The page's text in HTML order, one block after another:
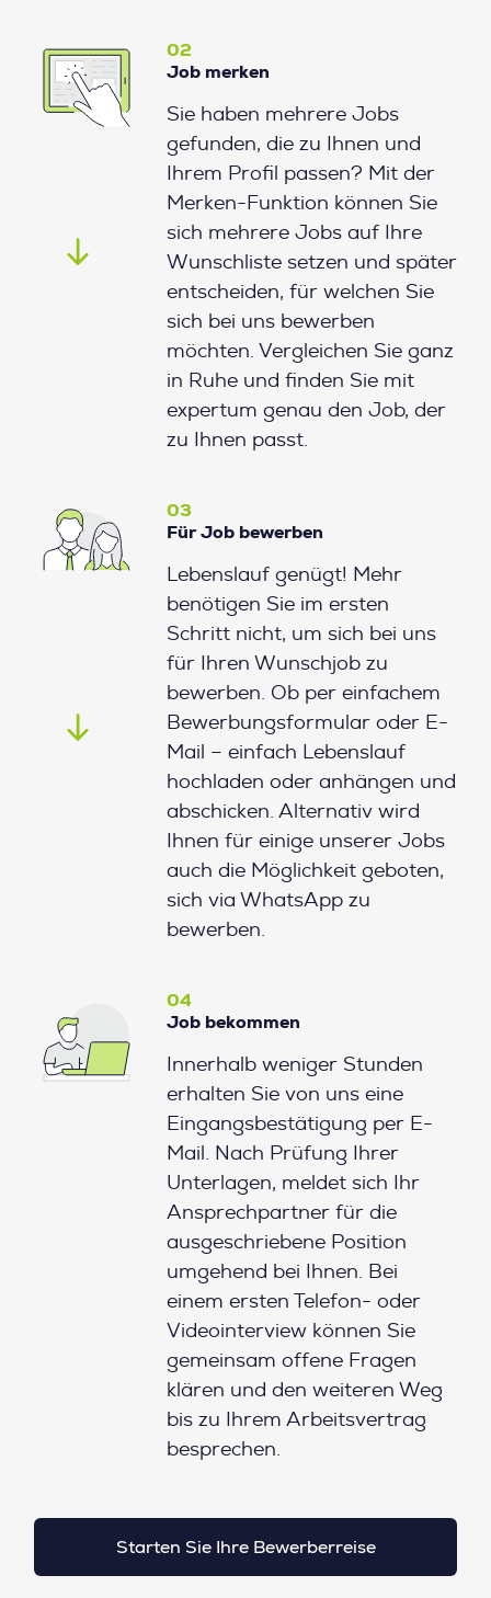
02
Job merken
Sie haben mehrere Jobs
gefunden, die zu Ihnen und
Ihrem Profil passen? Mit der
Merken-Funktion können Sie
sich mehrere Jobs auf Ihre
Wunschliste setzen und später
entscheiden, für welchen Sie
sich bei uns bewerben
möchten. Vergleichen Sie ganz
in Ruhe und finden Sie mit
expertum genau den Job, der
zu Ihnen passt.
03
Für Job bewerben
Lebenslauf genügt! Mehr
benötigen Sie im ersten
Schritt nicht, um sich bei uns
für Ihren Wunschjob zu
bewerben. Ob per einfachem
Bewerbungsformular oder E-
Mail – einfach Lebenslauf
hochladen oder anhängen und
abschicken. Alternativ wird
Ihnen für einige unserer Jobs
auch die Möglichkeit geboten,
sich via WhatsApp zu
bewerben.
04
Job bekommen
Innerhalb weniger Stunden
erhalten Sie von uns eine
Eingangsbestätigung per E-
Mail. Nach Prüfung Ihrer
Unterlagen, meldet sich Ihr
Ansprechpartner für die
ausgeschriebene Position
umgehend bei Ihnen. Bei
einem ersten Telefon- oder
Videointerview können Sie
gemeinsam offene Fragen
klären und den weiteren Weg
bis zu Ihrem Arbeitsvertrag
besprechen.
Starten Sie Ihre Bewerberreise